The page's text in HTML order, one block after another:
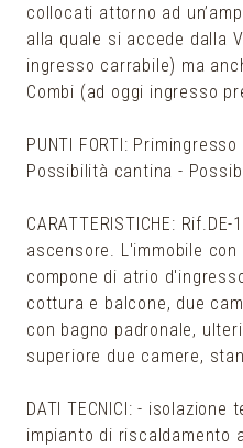
collocati attorno ad
alla quale si accede dalla
ingresso carrabile) ma
Combi (ad oggi ingresso
PUNTI FORTI:
Possibilità cantina -
CARATTERISTICHE:
ascensore. L'immobile
compone di atrio
cottura e balcone, due
con bagno padronale,
superiore due camere,
DATI TECNICI: -
impianto di riscaldamento